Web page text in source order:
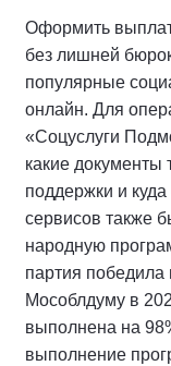
Оформить
без лишней
популярные
онлайн. Для
«Соцуслуги
какие
поддержки и
сервисов также
народную
партия
Мособлдуму в
выполнена на
выполнение